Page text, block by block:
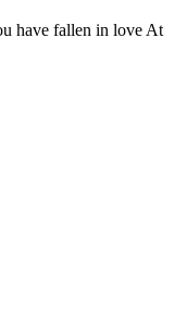
have fallen in love At